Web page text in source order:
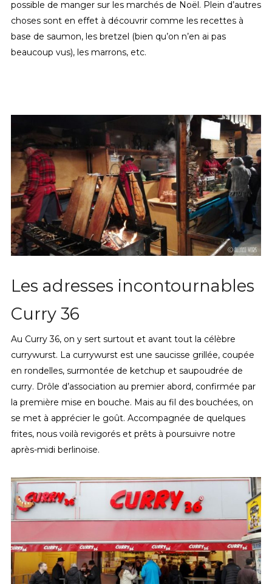
possible de manger sur les marchés de Noël. Plein d’autres
choses sont en effet à découvrir comme les recettes à
base de saumon, les bretzel (bien qu’on n’en ai pas
beaucoup vus), les marrons, etc.
Les adresses incontournables
Curry 36
Au Curry 36, on y sert surtout et avant tout la célèbre
currywurst. La currywurst est une saucisse grillée, coupée
en rondelles, surmontée de ketchup et saupoudrée de
curry. Drôle d’association au premier abord, confirmée par
la première mise en bouche. Mais au fil des bouchées, on
se met à apprécier le goût. Accompagnée de quelques
frites, nous voilà revigorés et prêts à poursuivre notre
après-midi berlinoise.